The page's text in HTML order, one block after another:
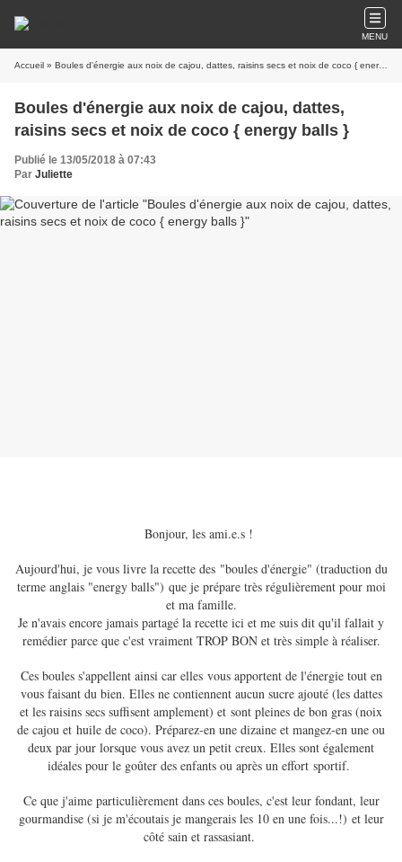
MENU
Accueil » Boules d'énergie aux noix de cajou, dattes, raisins secs et noix de coco { energy balls }
Boules d'énergie aux noix de cajou, dattes,
raisins secs et noix de coco { energy balls }
Publié le 13/05/2018 à 07:43
Par Juliette
Bonjour, les ami.e.s !
Aujourd'hui, je vous livre la recette des "boules d'énergie" (traduction du
terme anglais "energy balls") que je prépare très régulièrement pour moi
et ma famille.
Je n'avais encore jamais partagé la recette ici et me suis dit qu'il fallait y
remédier parce que c'est vraiment TROP BON et très simple à réaliser.
Ces boules s'appellent ainsi car elles vous apportent de l'énergie tout en
vous faisant du bien. Elles ne contiennent aucun sucre ajouté (les dattes
et les raisins secs suffisent amplement) et sont pleines de bon gras (noix
de cajou et huile de coco). Préparez-en une dizaine et mangez-en une ou
deux par jour lorsque vous avez un petit creux. Elles sont également
idéales pour le goûter des enfants ou après un effort sportif.
Ce que j'aime particulièrement dans ces boules, c'est leur fondant, leur
gourmandise (si je m'écoutais je mangerais les 10 en une fois...!) et leur
côté sain et rassasiant.